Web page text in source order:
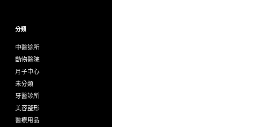
分類
中醫診所
動物醫院
月子中心
未分類
牙醫診所
美容整形
醫療用品